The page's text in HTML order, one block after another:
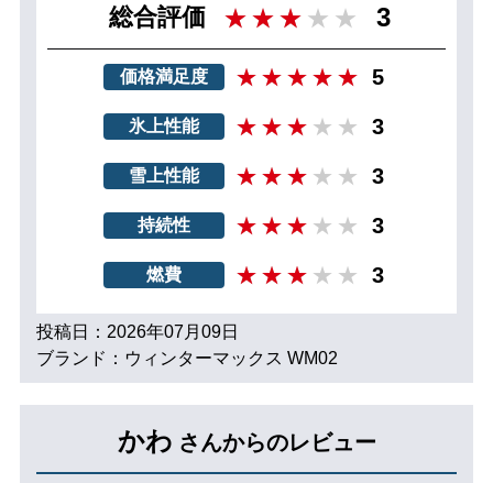
総合評価 3
価格満足度 5
氷上性能 3
雪上性能 3
持続性 3
燃費 3
投稿日：2026年07月09日
ブランド：ウィンターマックス WM02
かわ さんからのレビュー